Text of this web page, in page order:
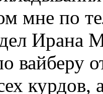
мне по
Ирана
вайберу
курдов,